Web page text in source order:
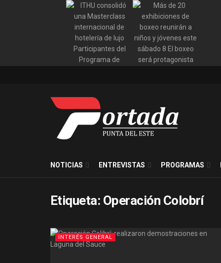
NOTICIAS ENTREVISTAS PROGRAMAS
Etiqueta: Operación Colobrí
INTERÉS GENERAL